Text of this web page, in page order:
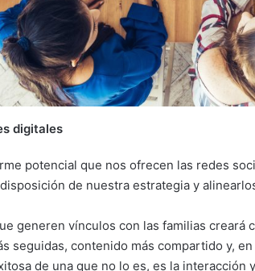
digitales
potencial que nos ofrecen las redes
de nuestra estrategia y
generen vínculos con las familias creará
seguidas, contenido más compartido y,
de una que no lo es, es la interacción